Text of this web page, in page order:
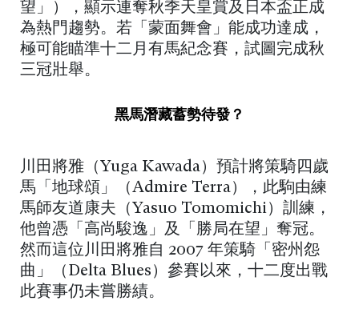
望」），顯示連奪秋季天皇賞及日本盃正成
為熱門趨勢。若「蒙面舞會」能成功達成，
極可能瞄準十二月有馬紀念賽，試圖完成秋
三冠壯舉。
黑馬潛藏蓄勢待發？
川田將雅（Yuga Kawada）預計將策騎四歲
馬「地球頌」（Admire Terra），此駒由練
馬師友道康夫（Yasuo Tomomichi）訓練，
他曾憑「高尚駿逸」及「勝局在望」奪冠。
然而這位川田將雅自 2007 年策騎「密州怨
曲」（Delta Blues）參賽以來，十二度出戰
此賽事仍未嘗勝績。